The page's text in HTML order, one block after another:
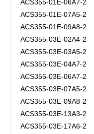
ACS355-01E-06A7-2
ACS355-01E-07A5-2
ACS355-01E-09A8-2
ACS355-03E-02A4-2
ACS355-03E-03A5-2
ACS355-03E-04A7-2
ACS355-03E-06A7-2
ACS355-03E-07A5-2
ACS355-03E-09A8-2
ACS355-03E-13A3-2
ACS355-03E-17A6-2